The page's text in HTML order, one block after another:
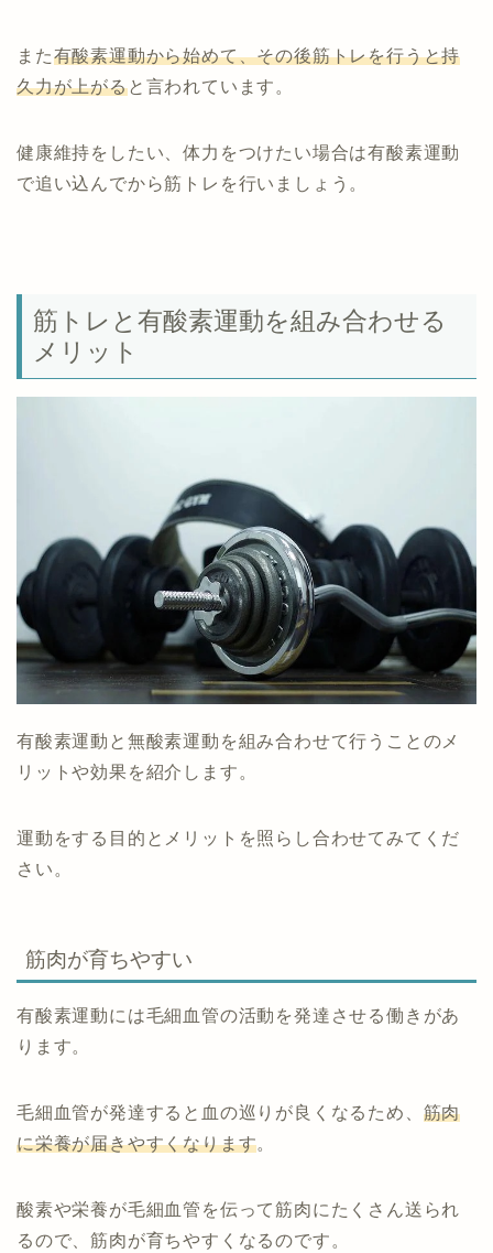
また有酸素運動から始めて、その後筋トレを行うと持
久力が上がると言われています。
健康維持をしたい、体力をつけたい場合は有酸素運動
で追い込んでから筋トレを行いましょう。
筋トレと有酸素運動を組み合わせる
メリット
有酸素運動と無酸素運動を組み合わせて行うことのメ
リットや効果を紹介します。
運動をする目的とメリットを照らし合わせてみてくだ
さい。
筋肉が育ちやすい
有酸素運動には毛細血管の活動を発達させる働きがあ
ります。
毛細血管が発達すると血の巡りが良くなるため、 筋肉
に栄養が届きやすくなります。
酸素や栄養が毛細血管を伝って筋肉にたくさん送られ
るので、筋肉が育ちやすくなるのです。